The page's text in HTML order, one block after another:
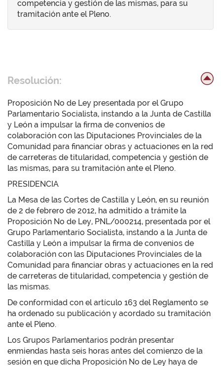
competencia y gestión de las mismas, para su
tramitación ante el Pleno.
Resolución:
Proposición No de Ley presentada por el Grupo
Parlamentario Socialista, instando a la Junta de Castilla
y León a impulsar la firma de convenios de
colaboración con las Diputaciones Provinciales de la
Comunidad para financiar obras y actuaciones en la red
de carreteras de titularidad, competencia y gestión de
las mismas, para su tramitación ante el Pleno.
PRESIDENCIA
La Mesa de las Cortes de Castilla y León, en su reunión
de 2 de febrero de 2012, ha admitido a trámite la
Proposición No de Ley, PNL/000214, presentada por el
Grupo Parlamentario Socialista, instando a la Junta de
Castilla y León a impulsar la firma de convenios de
colaboración con las Diputaciones Provinciales de la
Comunidad para financiar obras y actuaciones en la red
de carreteras de titularidad, competencia y gestión de
las mismas.
De conformidad con el artículo 163 del Reglamento se
ha ordenado su publicación y acordado su tramitación
ante el Pleno.
Los Grupos Parlamentarios podrán presentar
enmiendas hasta seis horas antes del comienzo de la
sesión en que dicha Proposición No de Ley haya de